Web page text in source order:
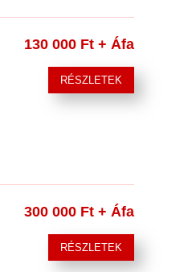
130 000 Ft + Áfa
RÉSZLETEK
300 000 Ft + Áfa
RÉSZLETEK